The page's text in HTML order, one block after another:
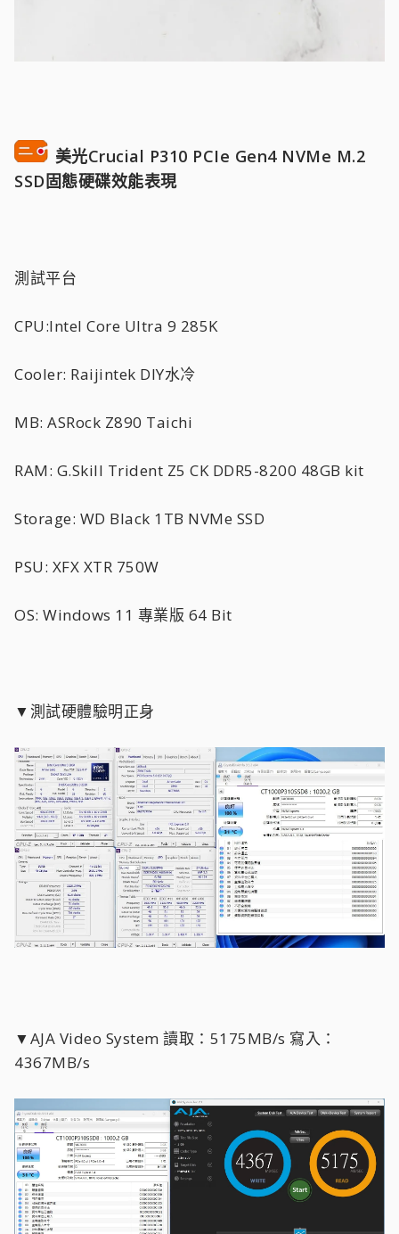
美光Crucial P310 PCIe Gen4 NVMe M.2
SSD固態硬碟效能表現
測試平台
CPU:Intel Core Ultra 9 285K
Cooler: Raijintek DIY水冷
MB: ASRock Z890 Taichi
RAM: G.Skill Trident Z5 CK DDR5-8200 48GB kit
Storage: WD Black 1TB NVMe SSD
PSU: XFX XTR 750W
OS: Windows 11 專業版 64 Bit
▼測試硬體驗明正身
▼AJA Video System 讀取：5175MB/s 寫入：
4367MB/s